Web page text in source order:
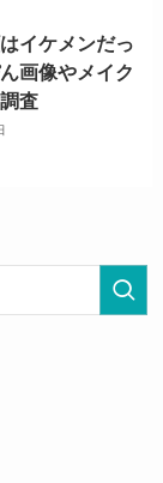
イケメンだっ
画像やメイク
査